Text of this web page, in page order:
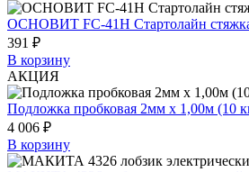
ОСНОВИТ FC-41H Стартолайн
391 ₽
В корзину
АКЦИЯ
Подложка пробковая 2мм х 1,00м (10
4 006 ₽
В корзину